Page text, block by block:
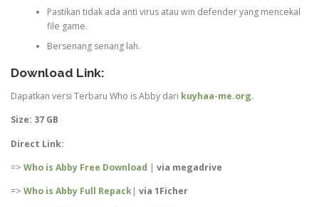
Pastikan tidak ada anti virus atau win defender yang mencekal
file game.
Bersenang senang lah.
Download Link:
Dapatkan versi Terbaru Who is Abby dari kuyhaa-me.org.
Size: 37 GB
Direct Link:
=> Who is Abby Free Download | via megadrive
=> Who is Abby Full Repack| via 1Ficher